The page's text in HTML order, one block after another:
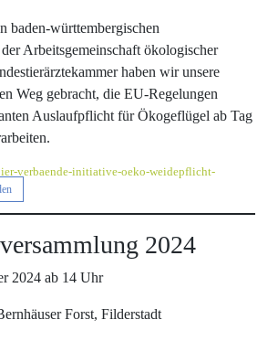
baden-württembergischen
Arbeitsgemeinschaft ökologischer
haben wir unsere
Weg gebracht, die EU-Regelungen
Auslaufpflicht für Ökogeflügel ab Tag
verbaende-initiative-oeko-weidepflicht-
2024
2024 ab 14 Uhr
Forst, Filderstadt